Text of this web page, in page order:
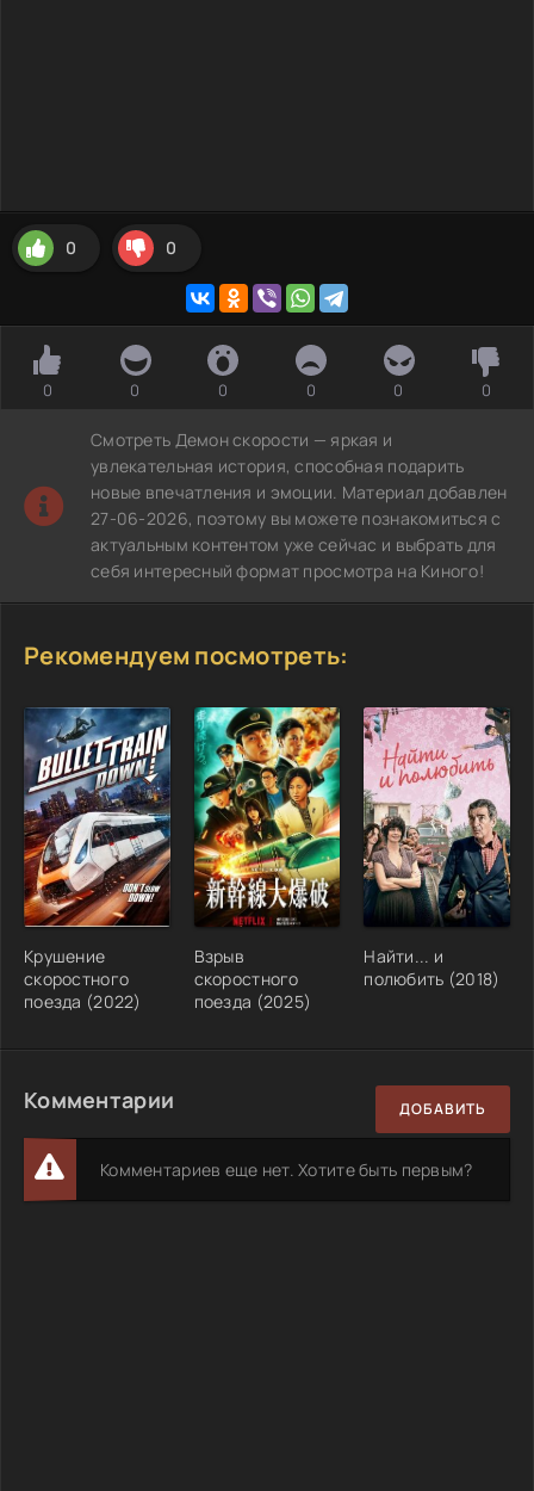
0 0
0 0 0 0 0 0
Смотреть Демон скорости — яркая и
увлекательная история, способная подарить
новые впечатления и эмоции. Материал добавлен
27-06-2026, поэтому вы можете познакомиться с
актуальным контентом уже сейчас и выбрать для
себя интересный формат просмотра на Киного!
Рекомендуем посмотреть:
Крушение
скоростного
поезда (2022)
Взрыв
скоростного
поезда (2025)
Найти... и
полюбить (2018)
Комментарии ДОБАВИТЬ
Комментариев еще нет. Хотите быть первым?